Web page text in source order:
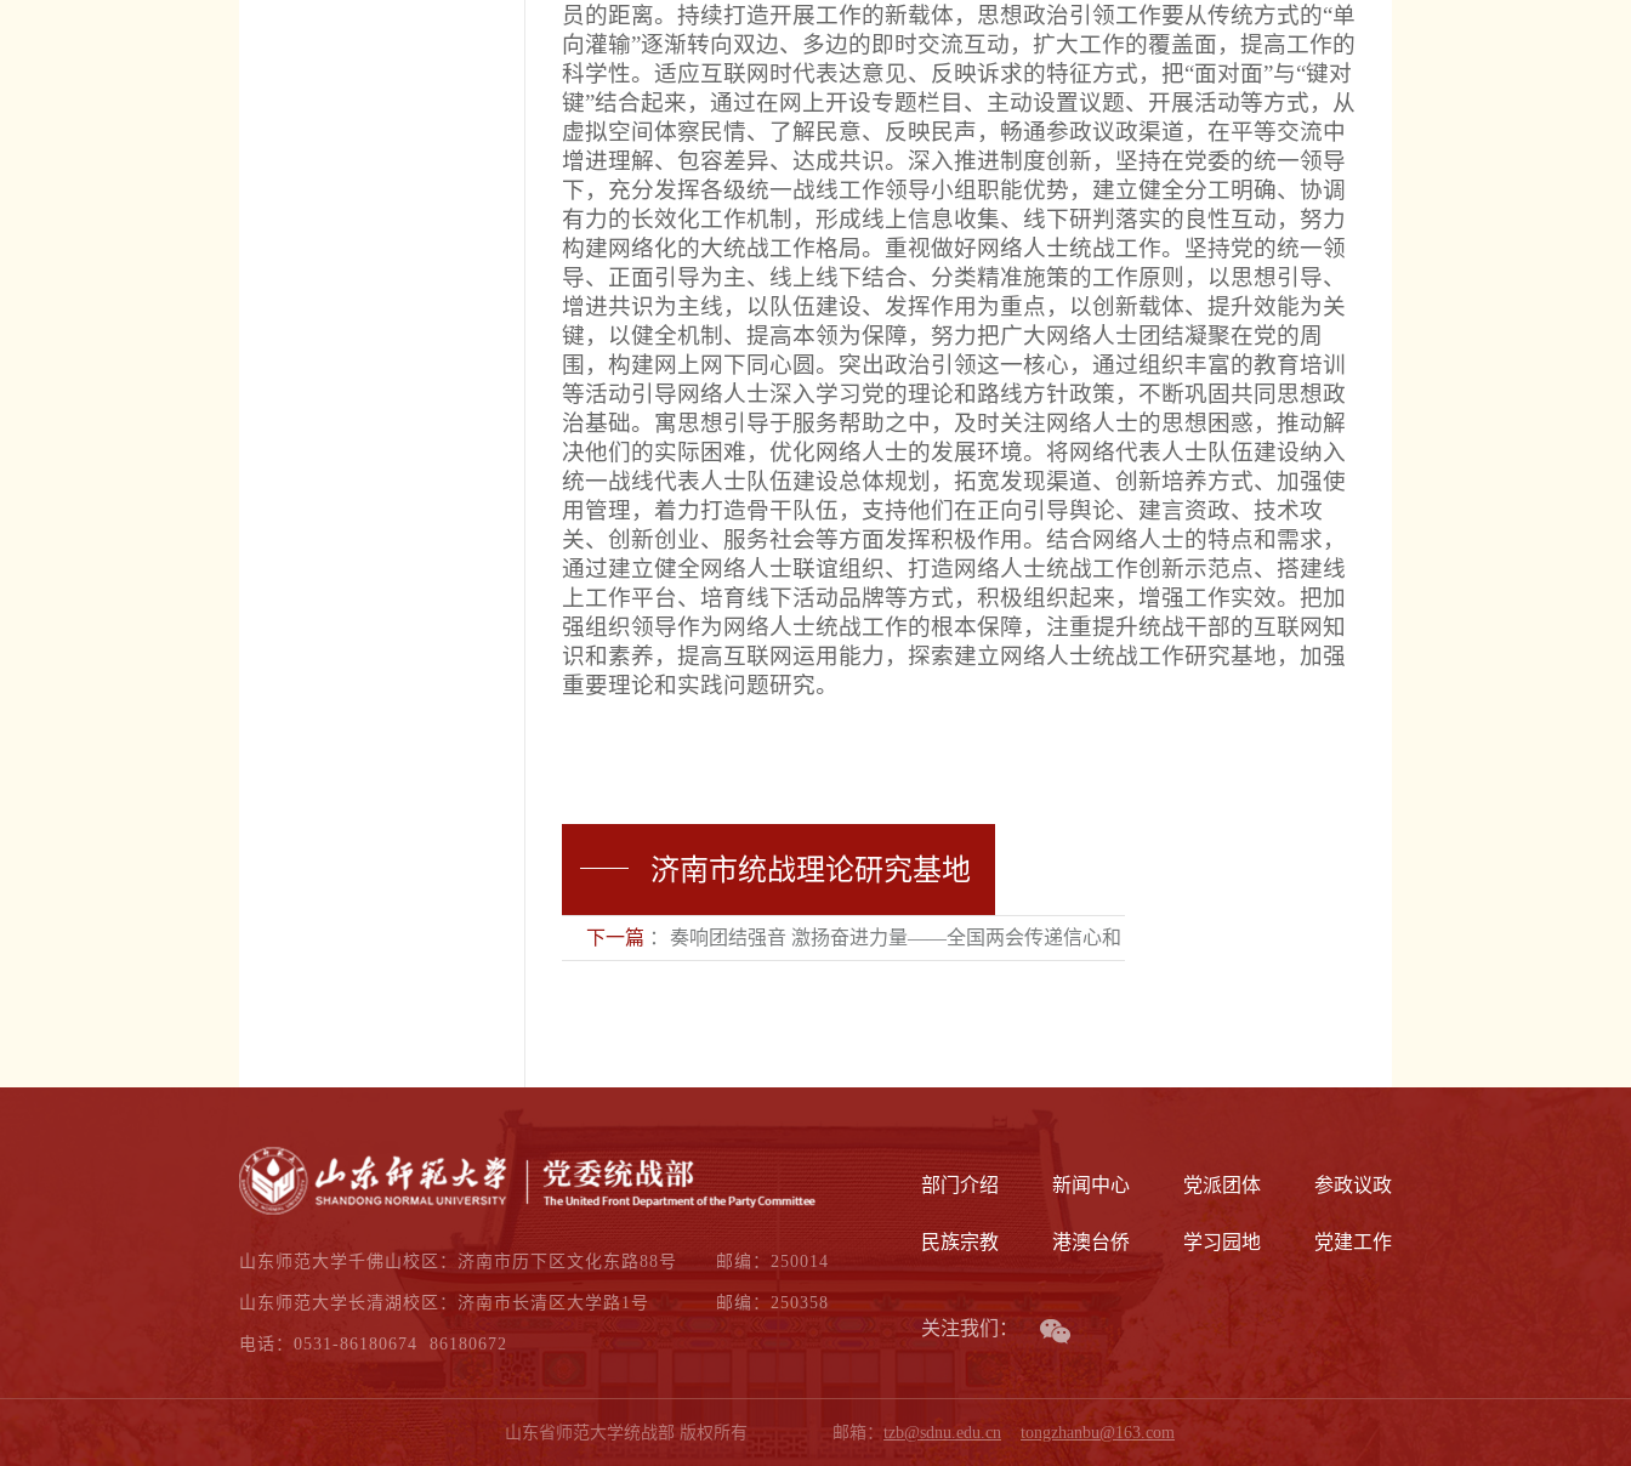
员的距离。持续打造开展工作的新载体，思想政治引领工作要从传统方式的“单
向灌输”逐渐转向双边、多边的即时交流互动，扩大工作的覆盖面，提高工作的
科学性。适应互联网时代表达意见、反映诉求的特征方式，把“面对面”与“键对
键”结合起来，通过在网上开设专题栏目、主动设置议题、开展活动等方式，从
虚拟空间体察民情、了解民意、反映民声，畅通参政议政渠道，在平等交流中
增进理解、包容差异、达成共识。深入推进制度创新，坚持在党委的统一领导
下，充分发挥各级统一战线工作领导小组职能优势，建立健全分工明确、协调
有力的长效化工作机制，形成线上信息收集、线下研判落实的良性互动，努力
构建网络化的大统战工作格局。重视做好网络人士统战工作。坚持党的统一领
导、正面引导为主、线上线下结合、分类精准施策的工作原则，以思想引导、
增进共识为主线，以队伍建设、发挥作用为重点，以创新载体、提升效能为关
键，以健全机制、提高本领为保障，努力把广大网络人士团结凝聚在党的周
围，构建网上网下同心圆。突出政治引领这一核心，通过组织丰富的教育培训
等活动引导网络人士深入学习党的理论和路线方针政策，不断巩固共同思想政
治基础。寓思想引导于服务帮助之中，及时关注网络人士的思想困惑，推动解
决他们的实际困难，优化网络人士的发展环境。将网络代表人士队伍建设纳入
统一战线代表人士队伍建设总体规划，拓宽发现渠道、创新培养方式、加强使
用管理，着力打造骨干队伍，支持他们在正向引导舆论、建言资政、技术攻
关、创新创业、服务社会等方面发挥积极作用。结合网络人士的特点和需求，
通过建立健全网络人士联谊组织、打造网络人士统战工作创新示范点、搭建线
上工作平台、培育线下活动品牌等方式，积极组织起来，增强工作实效。把加
强组织领导作为网络人士统战工作的根本保障，注重提升统战干部的互联网知
识和素养，提高互联网运用能力，探索建立网络人士统战工作研究基地，加强
重要理论和实践问题研究。
济南市统战理论研究基地
下一篇 ： 奏响团结强音 激扬奋进力量——全国两会传递信心和
力量
山东师范大学千佛山校区：济南市历下区文化东路88号 邮编：250014
山东师范大学长清湖校区：济南市长清区大学路1号 邮编：250358
电话：0531-86180674 86180672
部门介绍 新闻中心 党派团体 参政议政
民族宗教 港澳台侨 学习园地 党建工作
关注我们：
山东省师范大学统战部 版权所有 邮箱： tzb@sdnu.edu.cn tongzhanbu@163.com